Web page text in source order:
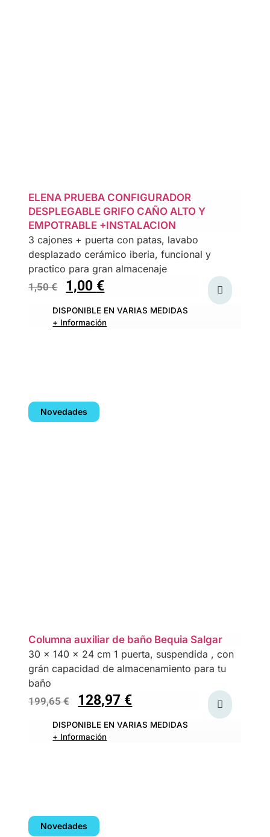
ELENA PRUEBA CONFIGURADOR
DESPLEGABLE GRIFO CAÑO ALTO Y
EMPOTRABLE +INSTALACION
3 cajones + puerta con patas, lavabo
desplazado cerámico iberia, funcional y
practico para gran almacenaje
1,50€ 1,00 €
DISPONIBLE EN VARIAS MEDIDAS
+ Información
Novedades
Columna auxiliar de baño Bequia Salgar
30 x 140 x 24 cm 1 puerta, suspendida , con
grán capacidad de almacenamiento para tu
baño
199,65€ 128,97 €
DISPONIBLE EN VARIAS MEDIDAS
+ Información
Novedades